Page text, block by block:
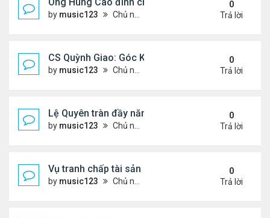
by music123 Chủ nhật Tháng 7 26, 2026 5:17 pm
0
Trả lời
CS Quỳnh Giao: Góc Khuất Của Căn Bệnh Đoạt
by music123 Chủ nhật Tháng 7 26, 2026 5:12 pm
0
Trả lời
Lệ Quyên tràn đầy năng lượng tại Mỹ
by music123 Chủ nhật Tháng 7 26, 2026 5:09 pm
0
Trả lời
Vụ tranh chấp tài sản của dv Đức Tiến
by music123 Chủ nhật Tháng 7 26, 2026 4:52 pm
0
Trả lời